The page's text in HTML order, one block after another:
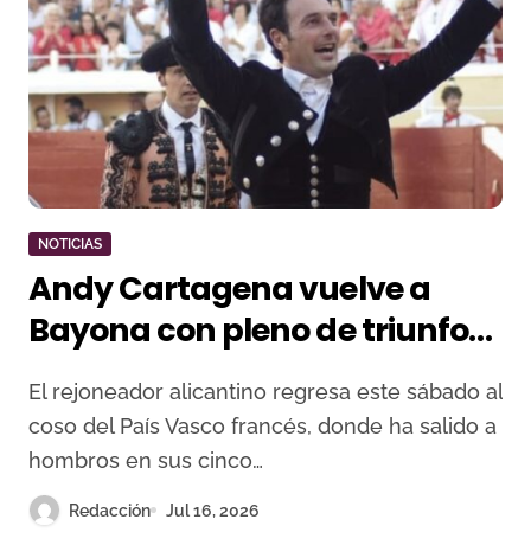
NOTICIAS
Andy Cartagena vuelve a
Bayona con pleno de triunfos
en su historial
El rejoneador alicantino regresa este sábado al
coso del País Vasco francés, donde ha salido a
hombros en sus cinco…
Redacción Jul 16, 2026